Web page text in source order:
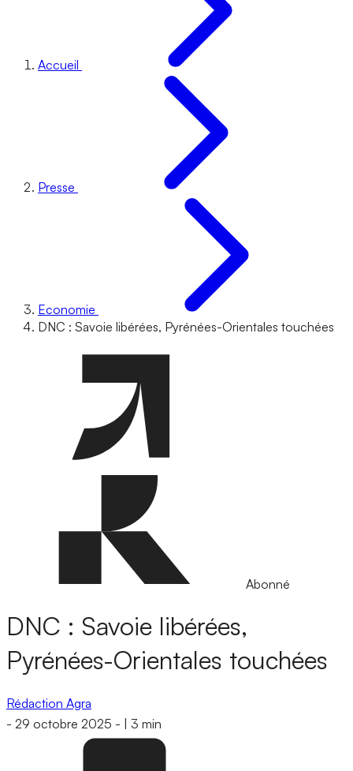
Accueil
Presse
Economie
DNC : Savoie libérées, Pyrénées-Orientales touchées
Abonné
DNC : Savoie libérées,
Pyrénées-Orientales touchées
Rédaction Agra
- 29 octobre 2025 - 3 min